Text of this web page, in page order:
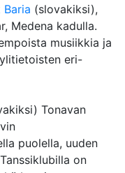
Baria (slovakiksi),
Medena kadulla.
musiikkia ja
eri-
Tonavan
puolella, uuden
on